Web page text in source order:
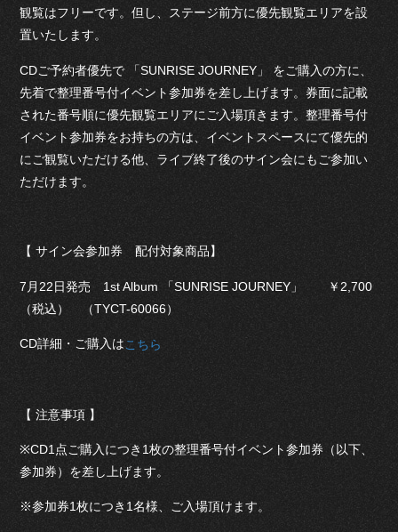
観覧はフリーです。但し、ステージ前方に優先観覧エリアを設
置いたします。
CDご予約者優先で 「SUNRISE JOURNEY」 をご購入の方に、
先着で整理番号付イベント参加券を差し上げます。券面に記載
された番号順に優先観覧エリアにご入場頂きます。整理番号付
イベント参加券をお持ちの方は、イベントスペースにて優先的
にご観覧いただける他、ライブ終了後のサイン会にもご参加い
ただけます。
【 サイン会参加券 配付対象商品】
7月22日発売 1st Album 「SUNRISE JOURNEY」 ￥2,700
（税込） （TYCT-60066）
CD詳細・ご購入はこちら
【 注意事項 】
※CD1点ご購入につき1枚の整理番号付イベント参加券（以下、
参加券）を差し上げます。
※参加券1枚につき1名様、ご入場頂けます。